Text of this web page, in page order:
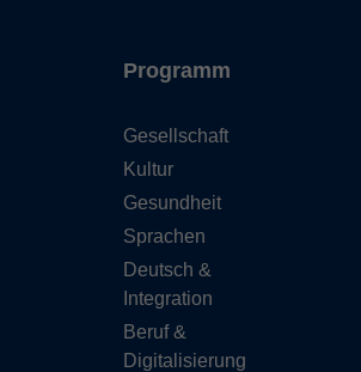
Programm
Gesellschaft
Kultur
Gesundheit
Sprachen
Deutsch &
Integration
Beruf &
Digitalisierung